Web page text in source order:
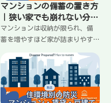
マンションの備蓄の置き方
｜狭い家でも崩れない分散
収納と動線の作り方
マンションは収納が限られ、備
蓄を増やすほど家が詰まりやす
方」が重要。水・トイレ・食料
を分散し、玄関・廊下・キッチ
ンの動線を崩さない収納ルー
ル、上階で運べない問題への対